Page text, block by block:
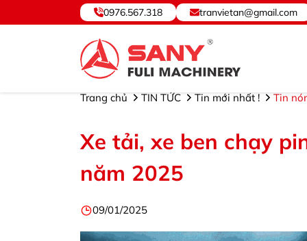
SANY VIỆT NAM ® - Cung cấp, Bảo hành Thiết bị và Phụ tùng. ©Hotline:
0976.567.318 tranvietan@gmail.com
Trang chủ TIN TỨC Tin mới nhất ! Tin
Xe tải, xe ben chạy
năm 2025
09/01/2025